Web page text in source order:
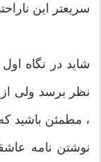
سریعتر این
شاید در نگاه
نظر برسد ولی از
، مطمئن باشید
نوشتن نامه